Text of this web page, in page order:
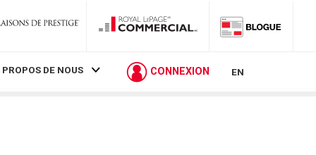
PROPOS DE NOUS CONNEXION EN